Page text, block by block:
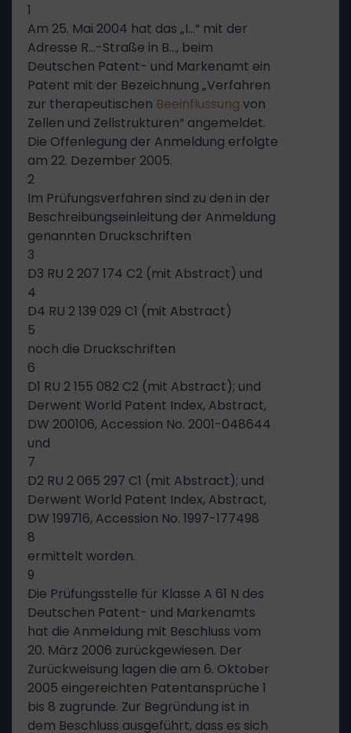
1
Am 25. Mai 2004 hat das „I…“ mit der
Adresse R…-Straße in B…, beim
Deutschen Patent- und Markenamt ein
Patent mit der Bezeichnung „Verfahren
zur therapeutischen Beeinflussung von
Zellen und Zellstrukturen“ angemeldet.
Die Offenlegung der Anmeldung erfolgte
am 22. Dezember 2005.
2
Im Prüfungsverfahren sind zu den in der
Beschreibungseinleitung der Anmeldung
genannten Druckschriften
3
D3 RU 2 207 174 C2 (mit Abstract) und
4
D4 RU 2 139 029 C1 (mit Abstract)
5
noch die Druckschriften
6
D1 RU 2 155 082 C2 (mit Abstract); und
Derwent World Patent Index, Abstract,
DW 200106, Accession No. 2001-048644
und
7
D2 RU 2 065 297 C1 (mit Abstract); und
Derwent World Patent Index, Abstract,
DW 199716, Accession No. 1997-177498
8
ermittelt worden.
9
Die Prüfungsstelle für Klasse A 61 N des
Deutschen Patent- und Markenamts
hat die Anmeldung mit Beschluss vom
20. März 2006 zurückgewiesen. Der
Zurückweisung lagen die am 6. Oktober
2005 eingereichten Patentansprüche 1
bis 8 zugrunde. Zur Begründung ist in
dem Beschluss ausgeführt, dass es sich